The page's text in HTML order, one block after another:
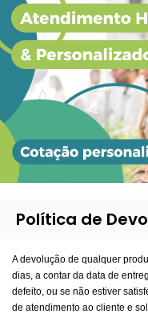
LUVAS
TNT
AVENTAIS TNT
CAMPOS TNT
LENÇÓIS TNT
TOUCAS / PROPÉS
OUTROS DESCART.
SMS
AVENTAIS SMS
CAMPOS SMS
COBERTURAS MESA
INVÓLUCROS SMS
EQUIPOS /
ESPÉCULOS ETC
FIOS DE SUTURA
OUTROS MATERIAIS
CAMA HOSPITALAR
OUTROS MÓVEIS
OTOSCÓPIO /
LARINGOSCÓPIO
TERMÔMETROS
OUTROS EQUIP.
ÁLCOOL 70 / SWAB
CLOREXIDINA
PVPI / OUTROS
PORTA AGULHA
OUTROS
BANDEJAS
CUBAS
ESTOJOS
MAT. DE LABORATÓRIO
COLARES , TALAS ETC
MÁSC. LARÍNGEA /
REANIMADORES
TUBOS ENDO. / FIO
SORO GLICOSADO
GLICOFISIOLÓGICO
RINGER LACTATO
FLACONETE (AMPOLA)
OUTROS
Política de
A devolução de qualquer
dias, a contar da data de
defeito, ou se não estiver
de atendimento ao cliente e